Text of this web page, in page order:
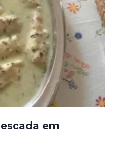
em